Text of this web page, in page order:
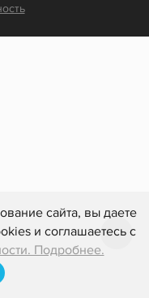
сайта, вы даете
и соглашаетесь с
Подробнее.